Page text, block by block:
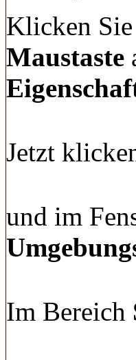
Klicken
Maustaste
Jetzt
und im
Im Bereich